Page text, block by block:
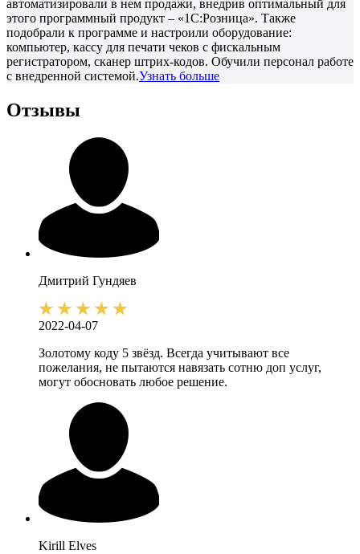
автоматизировали в нем продажи, внедрив оптимальный для
этого программный продукт – «1С:Розница». Также
подобрали к программе и настроили оборудование:
компьютер, кассу для печати чеков с фискальным
регистратором, сканер штрих-кодов. Обучили персонал работе
с внедренной системой.Узнать больше
Отзывы
Дмитрий Гундяев
2022-04-07
Золотому коду 5 звёзд. Всегда учитывают все
пожелания, не пытаются навязать сотню доп услуг,
могут обосновать любое решение.
Kirill Elves